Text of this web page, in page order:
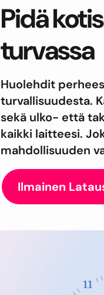
Pidä
turvassa
Huolehdit
turvallisuudesta.
sekä ulko- että
kaikki laitteesi.
mahdollisuuden
Ilmainen